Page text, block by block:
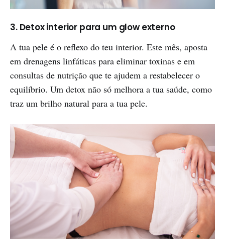
3. Detox interior para um glow externo
A tua pele é o reflexo do teu interior. Este mês, aposta
em drenagens linfáticas para eliminar toxinas e em
consultas de nutrição que te ajudem a restabelecer o
equilíbrio. Um detox não só melhora a tua saúde, como
traz um brilho natural para a tua pele.